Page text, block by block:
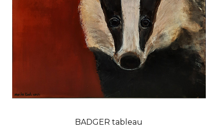
BADGER tableau